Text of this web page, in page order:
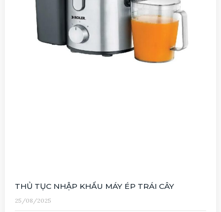
THỦ TỤC NHẬP KHẨU MÁY ÉP TRÁI CÂY
25/08/2025